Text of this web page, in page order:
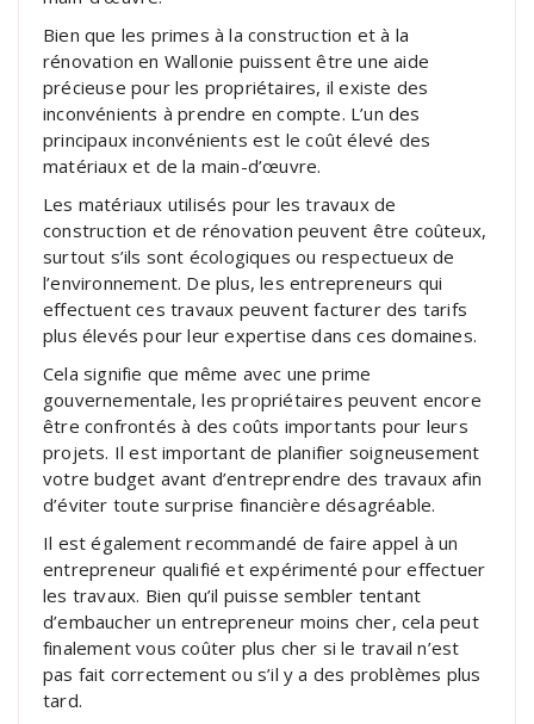
Bien que les primes à la construction et à la
rénovation en Wallonie puissent être une aide
précieuse pour les propriétaires, il existe des
inconvénients à prendre en compte. L’un des
principaux inconvénients est le coût élevé des
matériaux et de la main-d’œuvre.
Les matériaux utilisés pour les travaux de
construction et de rénovation peuvent être coûteux,
surtout s’ils sont écologiques ou respectueux de
l’environnement. De plus, les entrepreneurs qui
effectuent ces travaux peuvent facturer des tarifs
plus élevés pour leur expertise dans ces domaines.
Cela signifie que même avec une prime
gouvernementale, les propriétaires peuvent encore
être confrontés à des coûts importants pour leurs
projets. Il est important de planifier soigneusement
votre budget avant d’entreprendre des travaux afin
d’éviter toute surprise financière désagréable.
Il est également recommandé de faire appel à un
entrepreneur qualifié et expérimenté pour effectuer
les travaux. Bien qu’il puisse sembler tentant
d’embaucher un entrepreneur moins cher, cela peut
finalement vous coûter plus cher si le travail n’est
pas fait correctement ou s’il y a des problèmes plus
tard.